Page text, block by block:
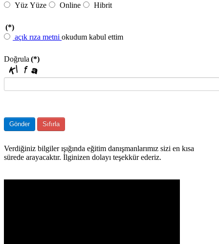
Yüz Yüze
Online Hibrit
(*)
açık rıza metni okudum kabul ettim
Doğrula (*)
Gönder Sıfırla
Verdiğiniz bilgiler ışığında eğitim danışmanlarımız sizi en kısa
sürede arayacaktır. İlginizen dolayı teşekkür ederiz.